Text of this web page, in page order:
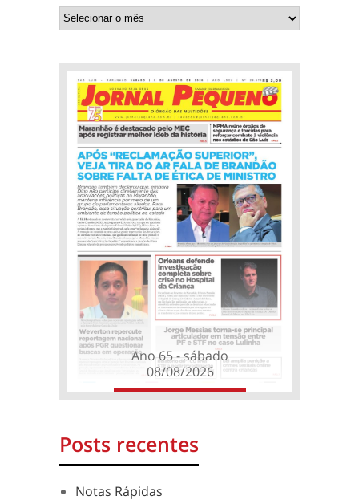
Ano 65 - sábado
08/08/2026
Posts recentes
Notas Rápidas